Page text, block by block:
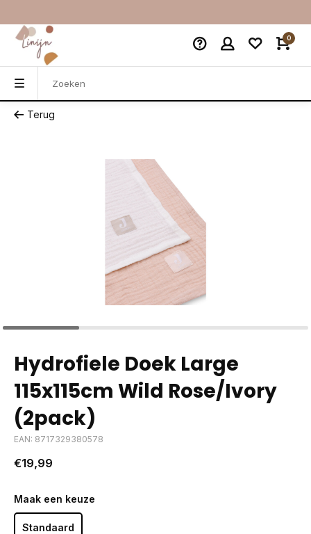
0
Terug
Hydrofiele Doek Large
115x115cm Wild Rose/Ivory
(2pack)
EAN: 8717329380578
€19,99
Maak een keuze
Standaard